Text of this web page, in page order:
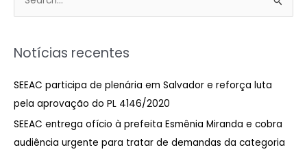
q
Notícias recentes
SEEAC participa de plenária em Salvador e reforça luta
pela aprovação do PL 4146/2020
SEEAC entrega ofício à prefeita Esmênia Miranda e cobra
audiência urgente para tratar de demandas da categoria